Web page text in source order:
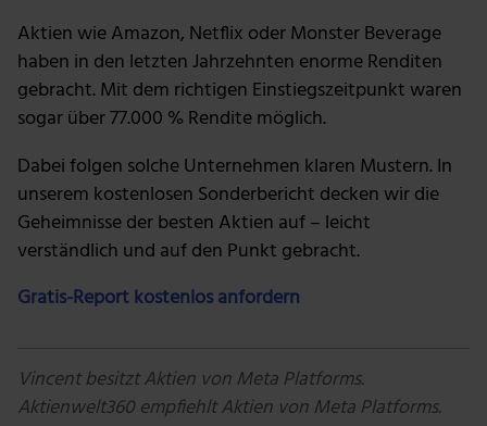
Aktien wie Amazon, Netflix oder Monster Beverage
haben in den letzten Jahrzehnten enorme Renditen
gebracht. Mit dem richtigen Einstiegszeitpunkt waren
sogar über 77.000 % Rendite möglich.
Dabei folgen solche Unternehmen klaren Mustern. In
unserem kostenlosen Sonderbericht decken wir die
Geheimnisse der besten Aktien auf – leicht
verständlich und auf den Punkt gebracht.
Gratis-Report kostenlos anfordern
Vincent besitzt Aktien von Meta Platforms.
Aktienwelt360 empfiehlt Aktien von Meta Platforms.